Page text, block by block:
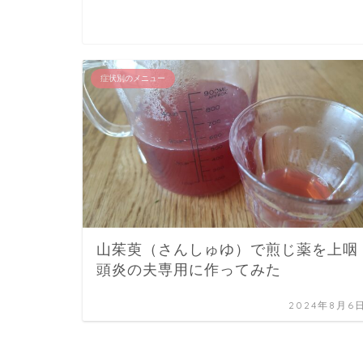
症状別のメニュー
山茱萸（さんしゅゆ）で煎じ薬を上咽
頭炎の夫専用に作ってみた
2024年8月6